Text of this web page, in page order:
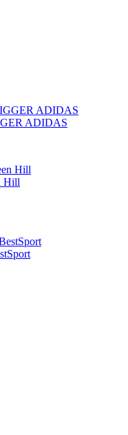
ADIDAS
Hill